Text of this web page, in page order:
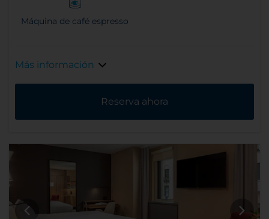
Máquina de café espresso
Más información
Reserva ahora